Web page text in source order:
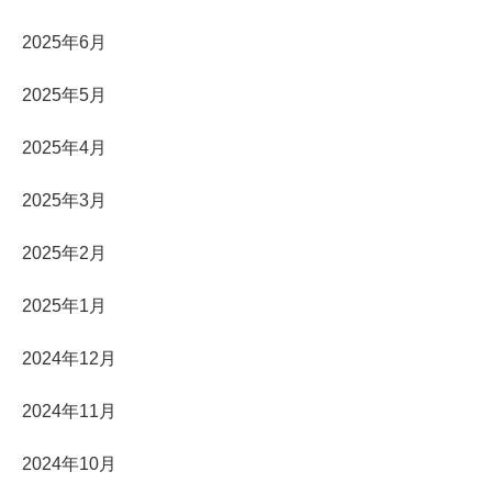
2025年6月
2025年5月
2025年4月
2025年3月
2025年2月
2025年1月
2024年12月
2024年11月
2024年10月